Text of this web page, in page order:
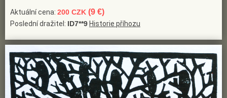
Aktuální cena: 200 CZK (9 €)
Poslední dražitel: ID7**9 Historie příhozu